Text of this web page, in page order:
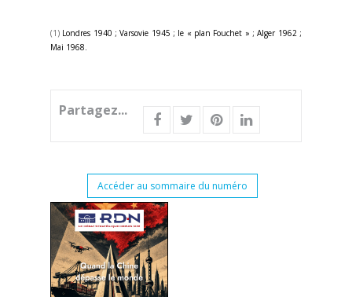
(1) Londres 1940 ; Varsovie 1945 ; le « plan Fouchet » ; Alger 1962 ;
Mai 1968.
Partagez...
Accéder au sommaire du numéro